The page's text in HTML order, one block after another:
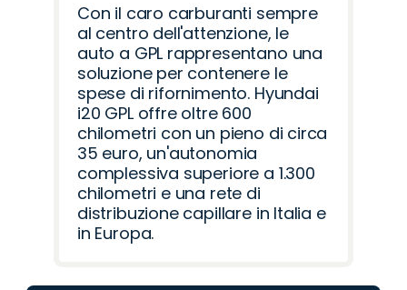
Con il caro carburanti sempre
al centro dell'attenzione, le
auto a GPL rappresentano una
soluzione per contenere le
spese di rifornimento. Hyundai
i20 GPL offre oltre 600
chilometri con un pieno di circa
35 euro, un'autonomia
complessiva superiore a 1.300
chilometri e una rete di
distribuzione capillare in Italia e
in Europa.